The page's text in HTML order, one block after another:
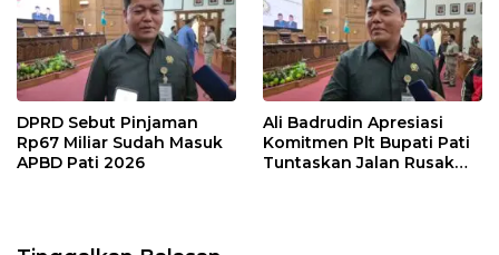
DPRD Sebut Pinjaman
Rp67 Miliar Sudah Masuk
APBD Pati 2026
Ali Badrudin Apresiasi
Komitmen Plt Bupati Pati
Tuntaskan Jalan Rusak